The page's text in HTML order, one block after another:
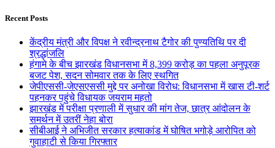
Recent Posts
केंद्रीय मंत्री और विपक्ष ने रवीन्द्रनाथ टैगोर की पुण्यतिथि पर दी
श्रद्धांजलि
हंगामे के बीच झारखंड विधानसभा में 8,399 करोड़ का पहला अनुपूरक
बजट पेश, सदन सोमवार तक के लिए स्थगित
जेपीएससी-जेएसएससी मुद्दे पर अनोखा विरोध: विधानसभा में खास टी-शर्ट
पहनकर पहुंचे विधायक जयराम महतो
झारखंड में परीक्षा प्रणाली में सुधार की मांग तेज, छात्र आंदोलन के
समर्थन में उतरीं नेहा बोरा
सीबीआई ने अभिजीत सरकार हत्याकांड में घोषित भगोड़े आरोपित को
गुवाहाटी से किया गिरफ्तार